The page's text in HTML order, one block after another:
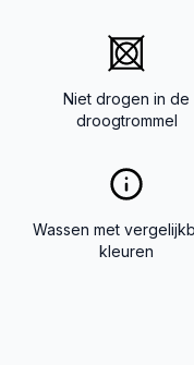
Niet drogen in de
droogtrommel
Wassen met
kleuren